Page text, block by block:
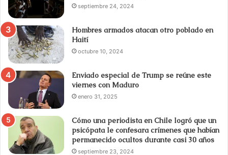
septiembre 24, 2024
Hombres armados atacan otro poblado en
Haití
octubre 10, 2024
Enviado especial de Trump se reúne este
viernes con Maduro
enero 31, 2025
Cómo una periodista en Chile logró que un
psicópata le confesara crímenes que habían
permanecido ocultos durante casi 30 años
septiembre 23, 2024